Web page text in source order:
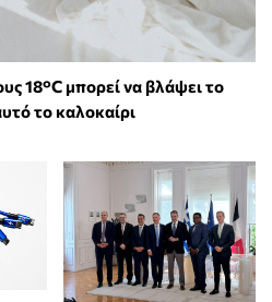
18°C μπορεί να βλάψει το
το καλοκαίρι